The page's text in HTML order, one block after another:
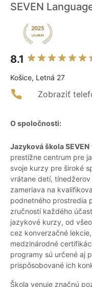
SEVEN
8.1
Košice, Letná 27
Zobraziť
O spoločnosti:
Jazyková škola SEVEN
prestížne centrum pre
svoje kurzy pre široké
vrátane detí,
zameriava na
podnetného prostredia
zručností každého
jazykové kurzy, od
cez konverzačné
medzinárodné
programy sú určené aj
prispôsobované ich
Škola venuje značnú